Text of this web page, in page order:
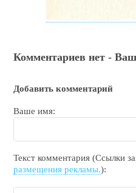
Комментариев нет -
Добавить комментарий
Ваше имя:
Текст комментария (Ссылки
размещения рекламы.):